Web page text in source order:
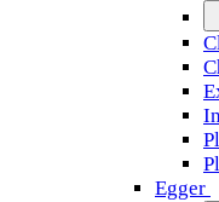
Egger